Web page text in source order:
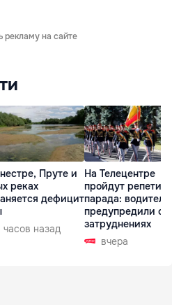
рекламу на сайте
Пруте и
реках
дефицит
часов назад
На Телецентре
пройдут
парада:
предупредили о
затруднениях
вчера